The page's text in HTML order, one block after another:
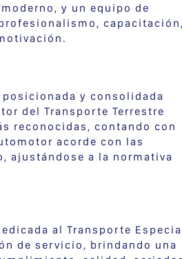
y un equipo de
posicionada y consolidada
del Transporte Terrestre
reconocidas, contando con
acorde con las
ajustándose a la normativa
al Transporte
de servicio, brindando una